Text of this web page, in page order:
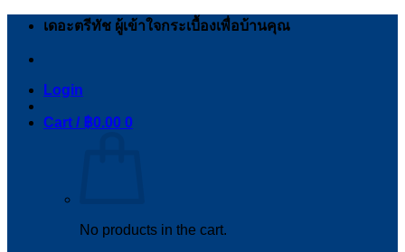
Skip
เดอะตรีทัช ผู้เข้าใจกระเบื้องเพื่อบ้านคุณ
Login
Cart / ฿0.00 0
No products in the cart.